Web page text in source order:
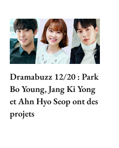
Dramabuzz 12/20 : Park
Bo Young, Jang Ki Yong
et Ahn Hyo Seop ont des
projets